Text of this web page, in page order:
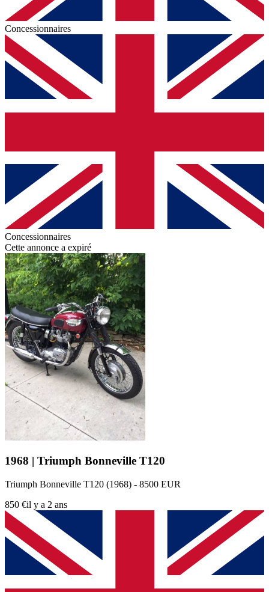
Concessionnaires
Concessionnaires
Cette annonce a expiré
1968 | Triumph Bonneville T120
Triumph Bonneville T120 (1968) - 8500 EUR
850 €il y a 2 ans